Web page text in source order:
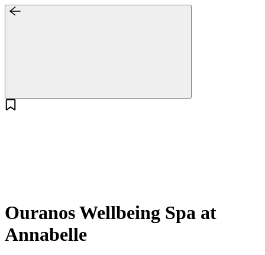
Ouranos Wellbeing Spa at
Annabelle